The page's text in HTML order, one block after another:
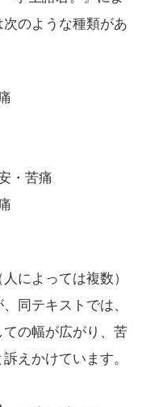
のような種類があ
・苦痛
によっては複数）
同テキストでは、
の幅が広がり、苦
えかけています。